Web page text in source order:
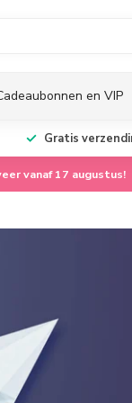
en VIP
Gratis
vanaf 17 augustus!